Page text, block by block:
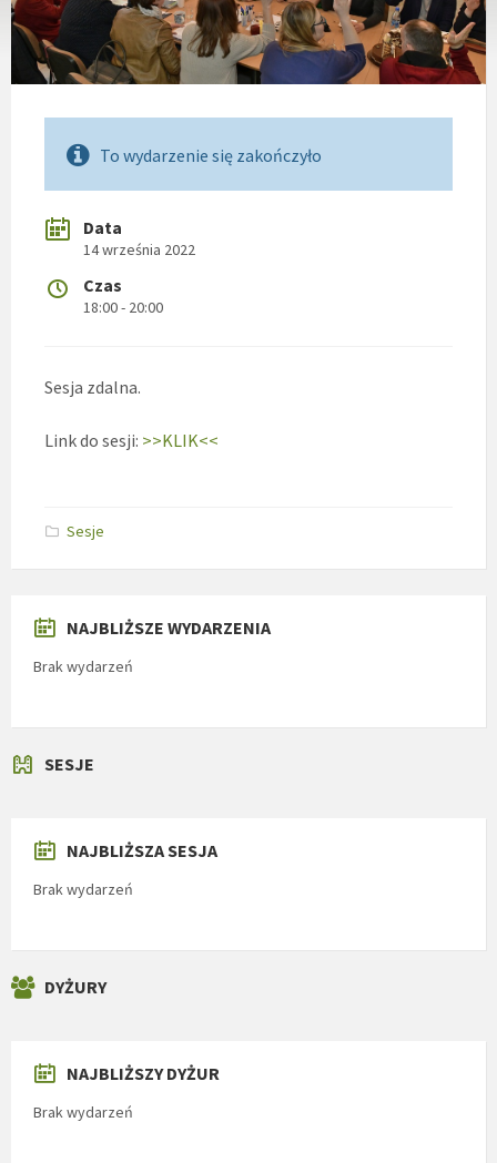
To wydarzenie się zakończyło
Data
14 września 2022
Czas
18:00 - 20:00
Sesja zdalna.
Link do sesji: >>KLIK<<
Sesje
NAJBLIŻSZE WYDARZENIA
Brak wydarzeń
SESJE
NAJBLIŻSZA SESJA
Brak wydarzeń
DYŻURY
NAJBLIŻSZY DYŻUR
Brak wydarzeń